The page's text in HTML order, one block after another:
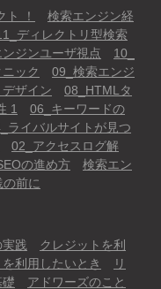
！
検索エンジン経
ディレクトリ型検索
ジンユーザ視点
10_
ック
09_検索エンジ
ザイン
08_HTMLタ
1
06_キーワードの
ライバルサイトが見つ
02_アクセスログ解
の進め方
検索エン
の前に
実践
クレジットを利
利用したいとき
リ
アドワーズのこと